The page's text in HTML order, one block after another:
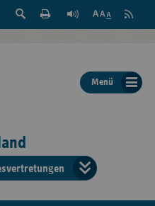
Suche
der
Seite
Feed
Menü
der